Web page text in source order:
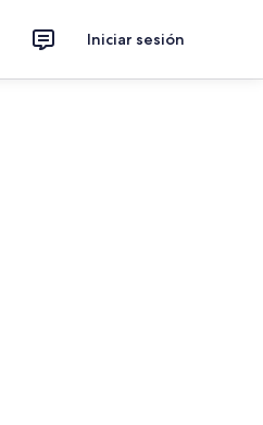
Iniciar sesión